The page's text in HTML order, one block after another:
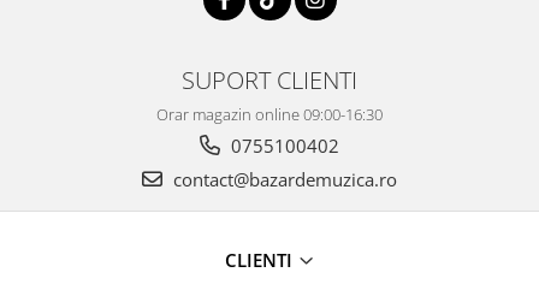
SUPORT CLIENTI
Orar magazin online 09:00-16:30
0755100402
contact@bazardemuzica.ro
CLIENTI